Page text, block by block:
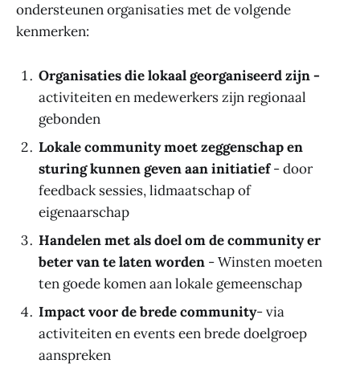
ondersteunen organisaties met de volgende
kenmerken:
Organisaties die lokaal georganiseerd zijn -
activiteiten en medewerkers zijn regionaal
gebonden
Lokale community moet zeggenschap en
sturing kunnen geven aan initiatief- door
feedback sessies, lidmaatschap of
eigenaarschap
Handelen met als doel om de community er
beter van te laten worden - Winsten moeten
ten goede komen aan lokale gemeenschap
Impact voor de brede community- via
activiteiten en events een brede doelgroep
aanspreken